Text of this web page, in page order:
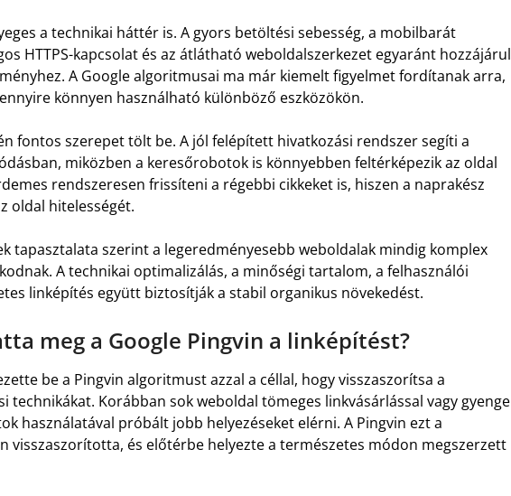
a technikai háttér is. A gyors betöltési sebesség, a mobilbarát
HTTPS-kapcsolat és az átlátható weboldalszerkezet egyaránt hozzájárul
A Google algoritmusai ma már kiemelt figyelmet fordítanak arra,
könnyen használható különböző eszközökön.
fontos szerepet tölt be. A jól felépített hivatkozási rendszer segíti a
miközben a keresőrobotok is könnyebben feltérképezik az oldal
rendszeresen frissíteni a régebbi cikkeket is, hiszen a naprakész
oldal hitelességét.
tapasztalata szerint a legeredményesebb weboldalak mindig komplex
A technikai optimalizálás, a minőségi tartalom, a felhasználói
linképítés együtt biztosítják a stabil organikus növekedést.
meg a Google Pingvin a linképítést?
be a Pingvin algoritmust azzal a céllal, hogy visszaszorítsa a
technikákat. Korábban sok weboldal tömeges linkvásárlással vagy gyenge
használatával próbált jobb helyezéseket elérni. A Pingvin ezt a
visszaszorította, és előtérbe helyezte a természetes módon megszerzett